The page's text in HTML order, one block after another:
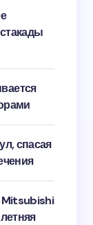
спасая
Mitsubishi